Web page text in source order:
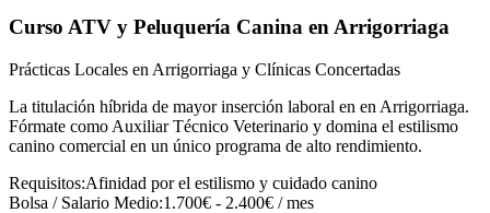
Curso ATV y Peluquería Canina en Arrigorriaga
Prácticas Locales en Arrigorriaga y Clínicas Concertadas
La titulación híbrida de mayor inserción laboral en en Arrigorriaga.
Fórmate como Auxiliar Técnico Veterinario y domina el estilismo
canino comercial en un único programa de alto rendimiento.
Requisitos:Afinidad por el estilismo y cuidado canino
Bolsa / Salario Medio:1.700€ - 2.400€ / mes